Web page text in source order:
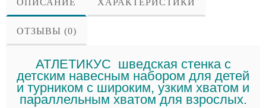
ОПИСАНИЕ ХАРАКТЕРИСТИКИ
ОТЗЫВЫ (0)
АТЛЕТИКУС шведская стенка с
детским навесным набором для детей
и турником с широким, узким хватом и
параллельным хватом для взрослых.